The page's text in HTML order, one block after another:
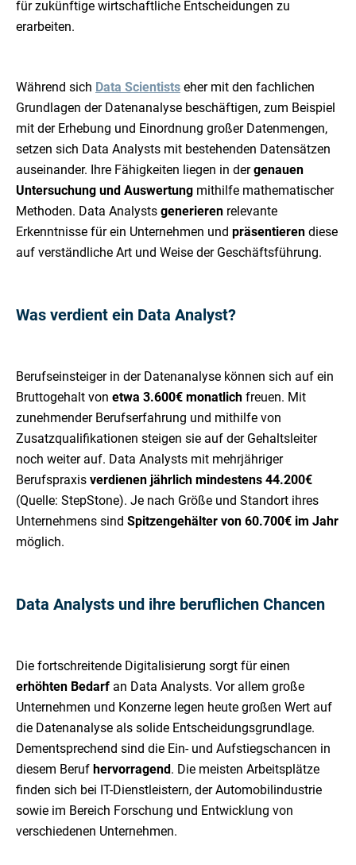
für zukünftige wirtschaftliche Entscheidungen zu
erarbeiten.
Während sich Data Scientists eher mit den fachlichen
Grundlagen der Datenanalyse beschäftigen, zum Beispiel
mit der Erhebung und Einordnung großer Datenmengen,
setzen sich Data Analysts mit bestehenden Datensätzen
auseinander. Ihre Fähigkeiten liegen in dergenauen
Untersuchung und Auswertung mithilfe mathematischer
Methoden. Data Analysts generieren relevante
Erkenntnisse für ein Unternehmen und präsentieren diese
auf verständliche Art und Weise der Geschäftsführung.
Was verdient ein Data Analyst?
Berufseinsteiger in der Datenanalyse können sich auf ein
Bruttogehalt von etwa 3.600€ monatlich freuen. Mit
zunehmender Berufserfahrung und mithilfe von
Zusatzqualifikationen steigen sie auf der Gehaltsleiter
noch weiter auf. Data Analysts mit mehrjähriger
Berufspraxis verdienen jährlich mindestens 44.200€
(Quelle: StepStone). Je nach Größe und Standort ihres
Unternehmens sind Spitzengehälter von 60.700€ im Jahr
möglich.
Data Analysts und ihre beruflichen Chancen
Die fortschreitende Digitalisierung sorgt für einen
erhöhten Bedarf an Data Analysts. Vor allem große
Unternehmen und Konzerne legen heute großen Wert auf
die Datenanalyse als solide Entscheidungsgrundlage.
Dementsprechend sind die Ein- und Aufstiegschancen in
diesem Beruf hervorragend. Die meisten Arbeitsplätze
finden sich bei IT-Dienstleistern, der Automobilindustrie
sowie im Bereich Forschung und Entwicklung von
verschiedenen Unternehmen.